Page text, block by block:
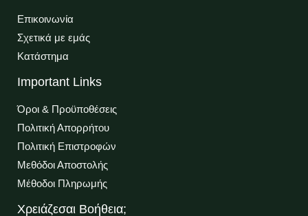
Επικοινωνία
Σχετικά με εμάς
Κατάστημα
Important Links
Όροι & Προϋποθέσεις
Πολιτική Απορρήτου
Πολιτική Επιστροφών
Μεθόδοι Αποστολής
Μέθοδοι Πληρωμής
Χρειάζεσαι Βοήθεια;